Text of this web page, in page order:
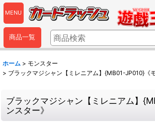
MENU
商品一覧
ホーム > モンスター
> ブラックマジシャン【ミレニアム】{MB01-JP010}《
ブラックマジシャン【ミレニアム】
ンスター》